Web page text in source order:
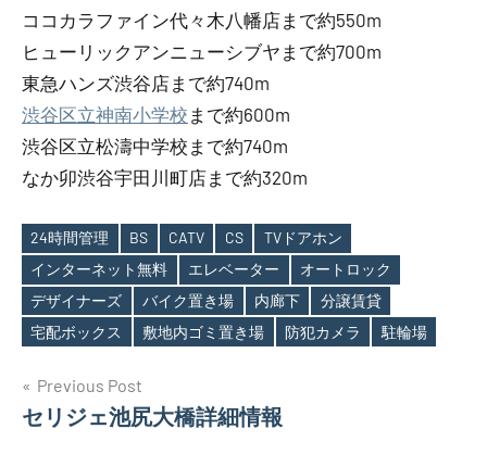
ココカラファイン代々木八幡店まで約550m
ヒューリックアンニューシブヤまで約700m
東急ハンズ渋谷店まで約740m
渋谷区立神南小学校 まで約600m
渋谷区立松濤中学校まで約740m
なか卯渋谷宇田川町店まで約320m
Tags
24時間管理 BS CATV CS
TVドアホン
インターネット無料
エレベーター
オートロック
デザイナーズ
バイク置き場 内廊下
分譲賃貸
宅配ボックス
敷地内ゴミ置き場 防犯カメラ 駐輪場
投
稿
Previous Post
セリジェ池尻大橋詳細情報